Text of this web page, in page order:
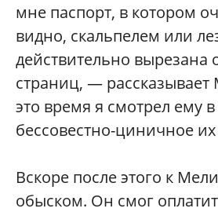
мне паспорт, в котором
видно, скальпелем или
действительно вырезана
страниц, —
это время я смотрел ему
бессовестно-циничное
Вскоре после этого к
обыском. Он смог